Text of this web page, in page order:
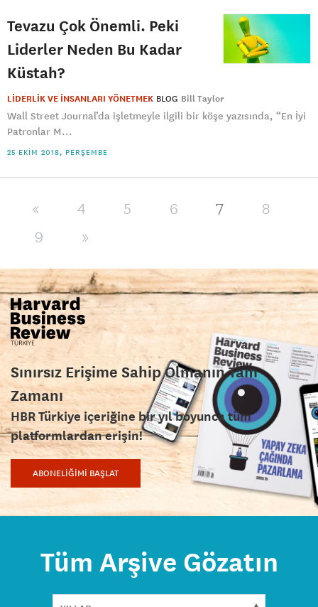
Tevazu Çok Önemli. Peki
Liderler Neden Bu Kadar
Küstah?
LİDERLİK VE İNSANLARI YÖNETMEK BLOG Bill Taylor
Wall Street Journal’da işletmeyle ilgili bir köşe yazısında, “En İyi
Patronlar M...
25 EKIM 2018, PERŞEMBE
« 4 5 6 7
8
9
»
Sınırsız Erişime Sahip Olmanın Tam
Zamanı
HBR Türkiye içeriğine bir yıl boyunca tüm
platformlardan erişin!
ABONELİĞİMİ BAŞLAT
Tüm Arşive Gözatın